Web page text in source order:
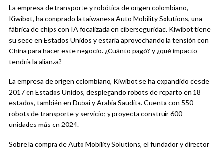
La empresa de transporte y robótica de origen colombiano,
Kiwibot, ha comprado la taiwanesa Auto Mobility Solutions, una
fábrica de chips con IA focalizada en ciberseguridad. Kiwibot tiene
su sede en Estados Unidos y estaría aprovechando la tensión con
China para hacer este negocio. ¿Cuánto pagó? y ¿qué impacto
tendría la alianza?
La empresa de origen colombiano, Kiwibot se ha expandido desde
2017 en Estados Unidos, desplegando robots de reparto en 18
estados, también en Dubai y Arabia Saudita. Cuenta con 550
robots de transporte y servicio; y proyecta construir 600
unidades más en 2024.
Sobre la compra de Auto Mobility Solutions, el fundador y director